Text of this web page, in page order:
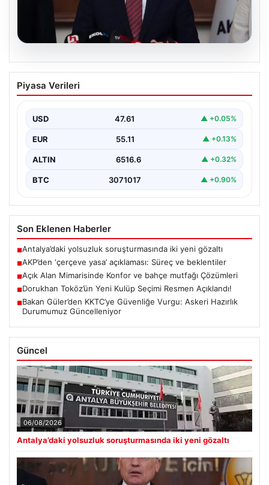
AKP’den ‘çerçeve yasa’ açıklaması:
Süreç ve beklentiler
toplantısını yarın gerçekleştireceklerini belirtti. Güler,
kanun…
Piyasa Verileri
USD 47.61 ▲ +0.05%
EUR 55.11 ▲ +0.13%
ALTIN 6516.6 ▲ +0.32%
BTC 3071017 ▲ +0.90%
Son Eklenen Haberler
■Antalya’daki yolsuzluk soruşturmasında iki yeni gözaltı
■AKP’den ‘çerçeve yasa’ açıklaması: Süreç ve beklentiler
■Açık Alan Mimarisinde Konfor ve bahçe mutfağı Çözümleri
■Dorukhan Toköz’ün Yeni Kulüp Seçimi Resmen Açıklandı!
■Bakan Güler’den KKTC’ye Güvenliğe Vurgu: Askeri Hazırlık
Durumumuz Güncelleniyor
Güncel
06/08/2026
Antalya’daki yolsuzluk soruşturmasında iki yeni gözaltı